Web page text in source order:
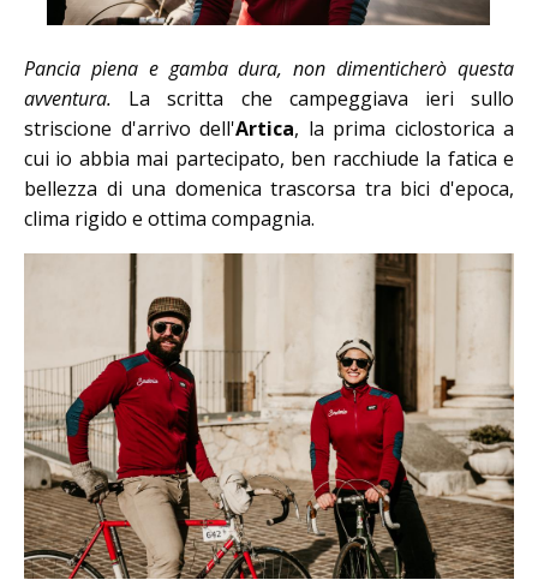
Pancia piena e gamba dura, non dimenticherò questa
avventura. La scritta che campeggiava ieri sullo
striscione d'arrivo dell'Artica, la prima ciclostorica a
cui io abbia mai partecipato, ben racchiude la fatica e
bellezza di una domenica trascorsa tra bici d'epoca,
clima rigido e ottima compagnia.